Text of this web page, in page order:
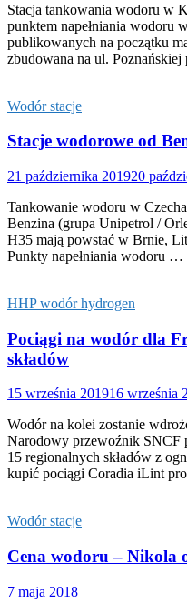
Stacja tankowania wodoru w
punktem napełniania wodoru
publikowanych na początku
zbudowana na ul.
Wodór stacje
Stacje wodorowe od
21 października 201920
Tankowanie wodoru w
Benzina (grupa Unipetrol /
H35 mają powstać w Brnie,
Punkty napełniania wodoru …
HHP wodór hydrogen
Pociągi na wodór dla
składów
15 września 201916 września
Wodór na kolei zostanie
Narodowy przewoźnik SNCF
15 regionalnych składów z
kupić pociągi Coradia iLint
Wodór stacje
Cena wodoru – Nikola
7 maja 2018